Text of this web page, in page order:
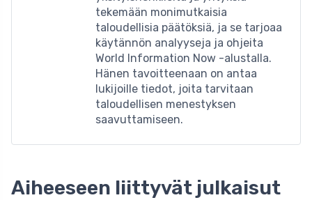
tekemään monimutkaisia ​​
taloudellisia päätöksiä, ja se tarjoaa
käytännön analyyseja ja ohjeita
World Information Now -alustalla.
Hänen tavoitteenaan on antaa
lukijoille tiedot, joita tarvitaan
taloudellisen menestyksen
saavuttamiseen.
Aiheeseen liittyvät julkaisut